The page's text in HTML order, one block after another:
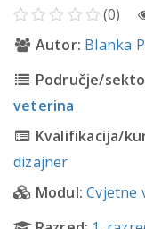
(0)
Autor: Blanka
Područje/
veterina
Kvalifikacija/
dizajner
Modul: Cvjetne